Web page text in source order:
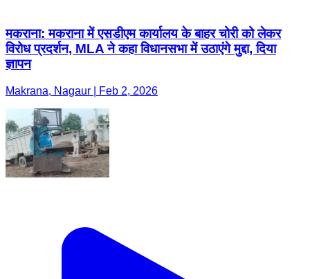
मकराना: मकराना में एसडीएम कार्यालय के बाहर चोरी को लेकर
विरोध प्रदर्शन, MLA ने कहा विधानसभा में उठाएंगे मुद्दा, दिया
ज्ञापन
Makrana, Nagaur | Feb 2, 2026